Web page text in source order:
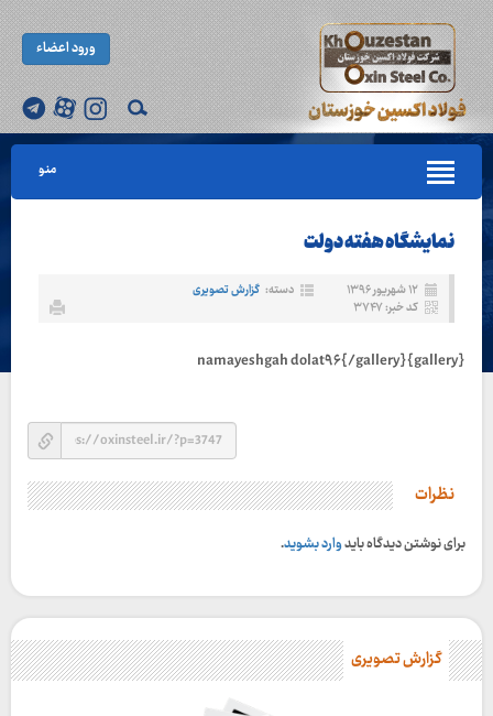
ورود اعضاء
منو
نمایشگاه هفته دولت
۱۲ شهریور ۱۳۹۶ دسته: گزارش تصویری
کد خبر: ۳۷۴۷
{gallery}namayeshgah dolat۹۶{/gallery}
نظرات
برای نوشتن دیدگاه بایدوارد بشوید.
گزارش تصویری